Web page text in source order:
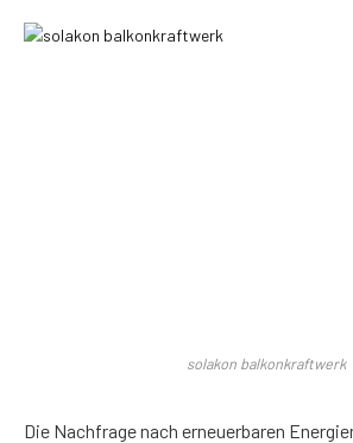
solakon balkonkraftwerk
Die Nachfrage nach erneuerbaren